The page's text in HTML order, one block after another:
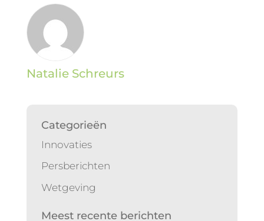
Natalie Schreurs
Categorieën
Innovaties
Persberichten
Wetgeving
Meest recente berichten